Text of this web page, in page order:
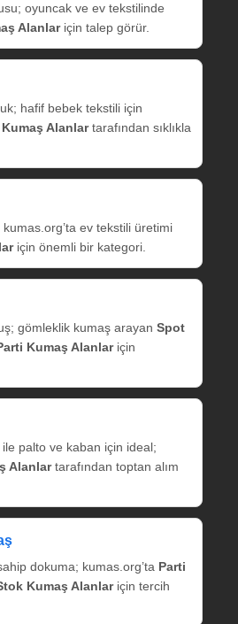
oyuncak ve ev tekstilinde
Alanlariçin talep görür.
hafif bebek tekstili için
Kumaş Alanlartarafından sıklıkla
ev tekstili üretimi
için önemli bir kategori.
gömleklik kumaş arayan Spot
Kumaş Alanlariçin
ile palto ve kaban için ideal;
Alanlartarafından toptan alım
dokuma; kumas.org’ta Parti
Kumaş Alanlariçin tercih